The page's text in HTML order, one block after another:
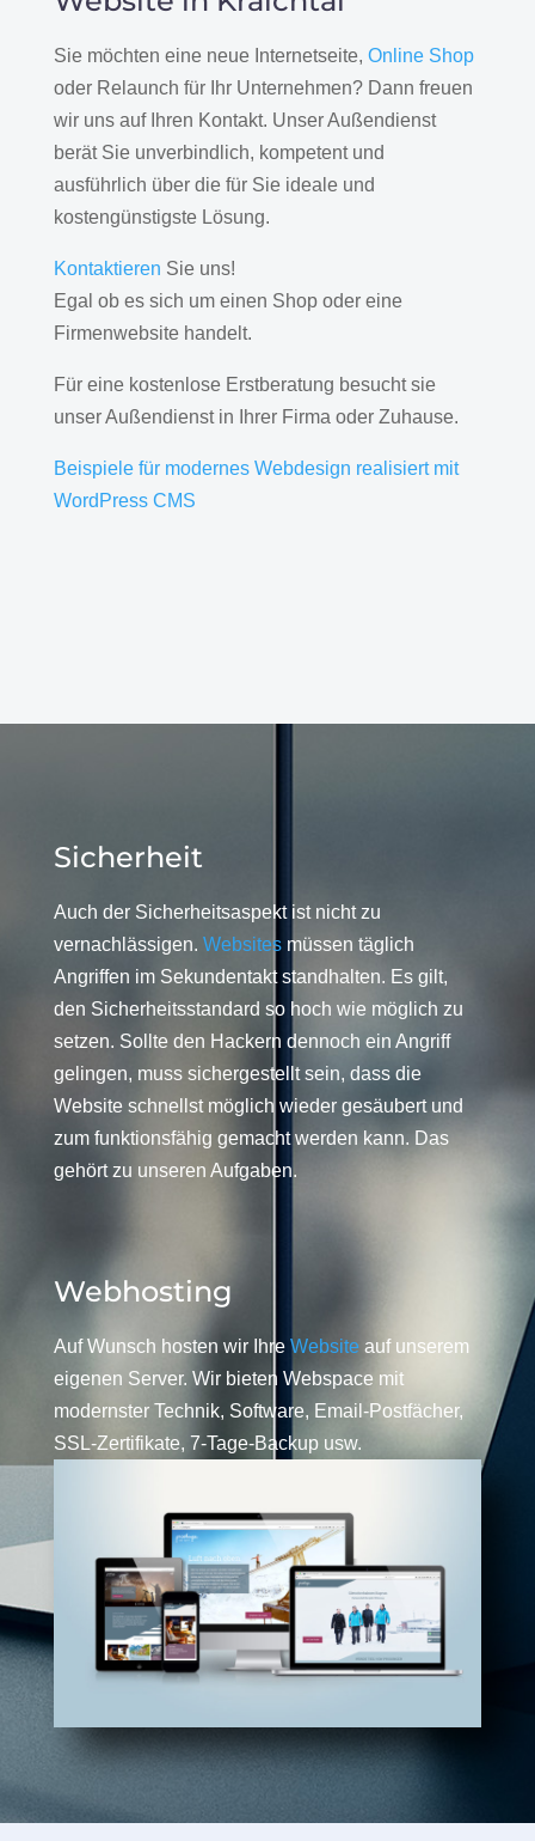
Sie möchten eine neue Internetseite, Online Shop
oder Relaunch für Ihr Unternehmen? Dann freuen
wir uns auf Ihren Kontakt. Unser Außendienst
berät Sie unverbindlich, kompetent und
ausführlich über die für Sie ideale und
kostengünstigste Lösung.
Kontaktieren Sie uns!
Egal ob es sich um einen Shop oder eine
Firmenwebsite handelt.
Für eine kostenlose Erstberatung besucht sie
unser Außendienst in Ihrer Firma oder Zuhause.
Beispiele für modernes Webdesign realisiert mit
WordPress CMS
Sicherheit
Auch der Sicherheitsaspekt ist nicht zu
vernachlässigen. Websitesmüssen täglich
Angriffen im Sekundentakt standhalten. Es gilt,
den Sicherheitsstandard so hoch wie möglich zu
setzen. Sollte den Hackern dennoch ein Angriff
gelingen, muss sichergestellt sein, dass die
Website schnellst möglich wieder gesäubert und
zum funktionsfähig gemacht werden kann. Das
gehört zu unseren Aufgaben.
Webhosting
Auf Wunsch hosten wir Ihre Website auf unserem
eigenen Server. Wir bieten Webspace mit
modernster Technik, Software, Email-Postfächer,
SSL-Zertifikate, 7-Tage-Backup usw.